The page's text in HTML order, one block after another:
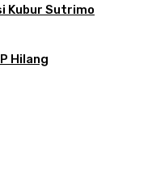
Kubur Sutrimo
Hilang